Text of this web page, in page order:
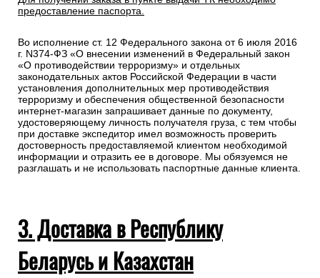
предоставление паспорта.
Во исполнение ст. 12 Федерального закона от 6 июля 2016
г. N374-ФЗ «О внесении изменений в Федеральный закон
«О противодействии терроризму» и отдельных
законодательных актов Российской Федерации в части
установления дополнительных мер противодействия
терроризму и обеспечения общественной безопасности
интернет-магазин запрашивает данные по документу,
удостоверяющему личность получателя груза, с тем чтобы
при доставке экспедитор имел возможность проверить
достоверность предоставляемой клиентом необходимой
информации и отразить ее в договоре. Мы обязуемся не
разглашать и не использовать паспортные данные клиента.
3. Доставка в Республику
Беларусь и Казахстан